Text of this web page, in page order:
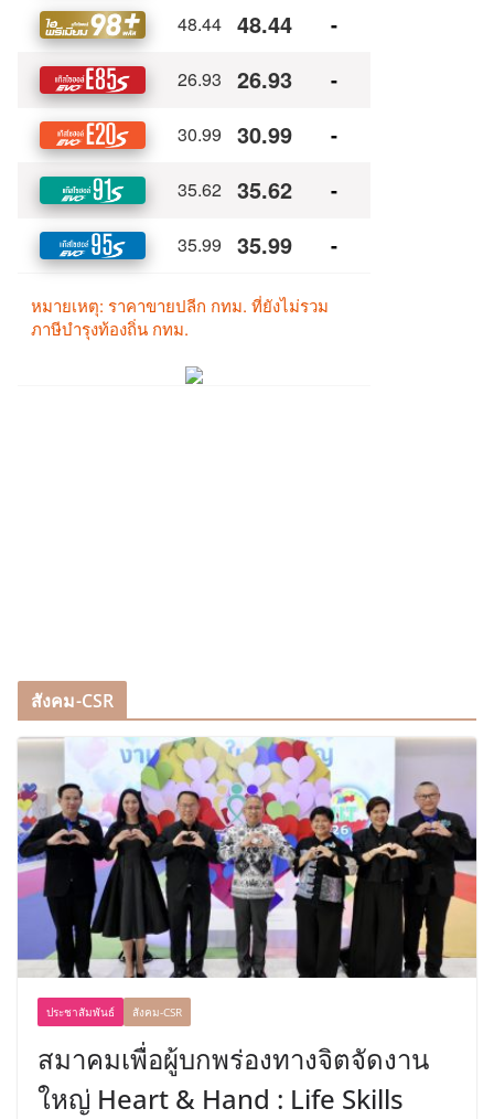
สังคม-CSR
ประชาสัมพันธ์ สังคม-CSR
สมาคมเพื่อผู้บกพร่องทางจิตจัดงาน
ใหญ่ Heart & Hand : Life Skills